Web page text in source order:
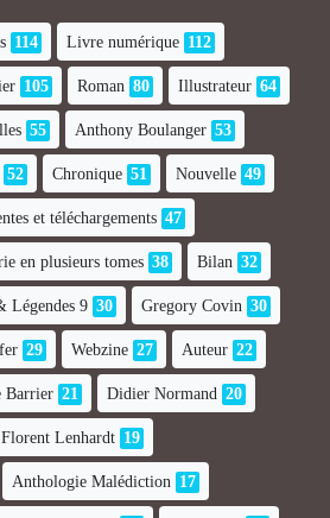
114 Livre numérique 112
105 Roman 80 Illustrateur 64
55 Anthony Boulanger 53
52 Chronique 51 Nouvelle 49
et téléchargements 47
en plusieurs tomes 38 Bilan 32
Légendes 9 30 Gregory Covin 30
29 Webzine 27 Auteur 22
Barrier 21 Didier Normand 20
Florent Lenhardt 19
Anthologie Malédiction 17